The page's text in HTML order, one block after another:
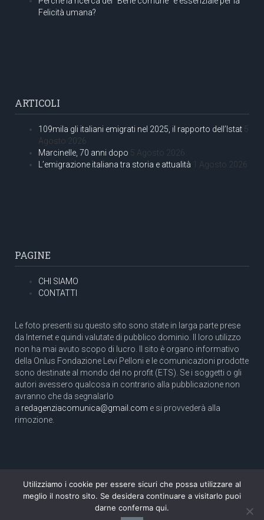
Felicità umana?
ARTICOLI
109mila gli italiani emigrati nel 2025, il rapporto dell’Istat 5
Agosto 2026
Marcinelle, 70 anni dopo 5 Agosto 2026
L’emigrazione italiana tra storia e attualità 1 Agosto 2026
PAGINE
CHI SIAMO
CONTATTI
Le foto presenti su questo sito sono state in larga parte prese
da Internet e quindi valutate di pubblico dominio. Il loro utilizzo
non ha mai avuto scopo di lucro. Il sito è organo informativo
della Onlus Fondazione Levi Pelloni e le comunicazioni prodotte
sono destinate al mondo del no profit (ETS). Se i soggetti o gli
autori avessero qualcosa in contrario alla pubblicazione non
avranno che da segnalarlo
a redagenziacomunica@gmail.com e si provvederà alla
rimozione.
Copyright 2003 com.unica - Tutti i diritti riservati
Aut. Tribunale di Roma N. 466/2003 dell'11/11/2003
Utilizziamo i cookie per essere sicuri che possa utilizzare al
meglio il nostro sito. Se desidera continuare a visitarlo puoi
darne conferma qui.